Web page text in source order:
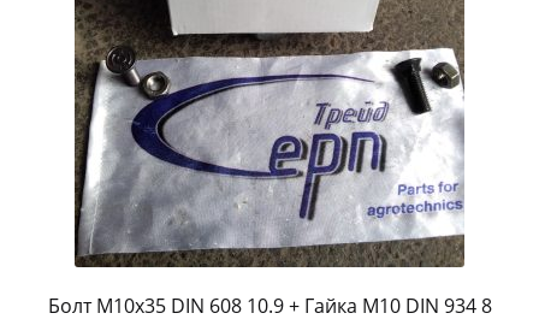
Болт M10x35 DIN 608 10.9 + Гайка M10 DIN 934 8